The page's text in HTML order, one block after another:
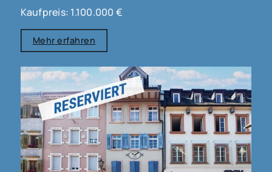
Kaufpreis: 1.100.000 €
Mehr erfahren